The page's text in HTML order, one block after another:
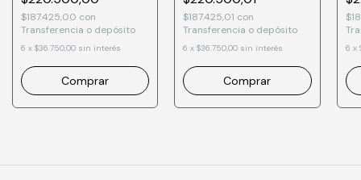
$187.425,00 con
Transferencia o depósito
6 x $36.750,00 sin interés
Comprar
$187.425,01 con
Transferencia o depósito
6 x$36.750,00 sin interés
Comprar
6 x